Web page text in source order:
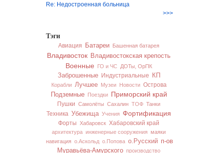
Re: Недостроенная больница
>>>
Тэги
Авиация Батареи Башенная батарея
Владивосток Владивостокская крепость
Военные ГО и ЧС ДОТы, ОрПК
Заброшенные Индустриальные КП
Корабли Лучшее Музеи Новости Острова
Подземные Поездки Приморский край
Пушки Самолёты Сахалин ТОФ Танки
Техника Убежища Учения Фортификация
Форты Хабаровск Хабаровский край
архитектура инженерные сооружения маяки
навигация о.Аскольд о.Попова о.Русский п-ов
Муравьёва-Амурского производство